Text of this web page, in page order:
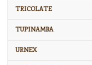
TRICOLATE
TUPINAMBA
URNEX